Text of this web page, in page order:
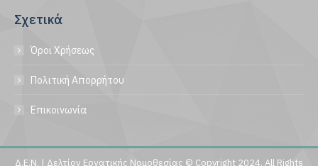
opens
in
window
opens
window
Σχετικά
Όροι Χρήσεως
Πολιτική Απορρήτου
Επικοινωνία
Δ.Ε.Ν. | Δελτίον Εργατικής Νομοθεσίας © Copyright 2024, All Rights